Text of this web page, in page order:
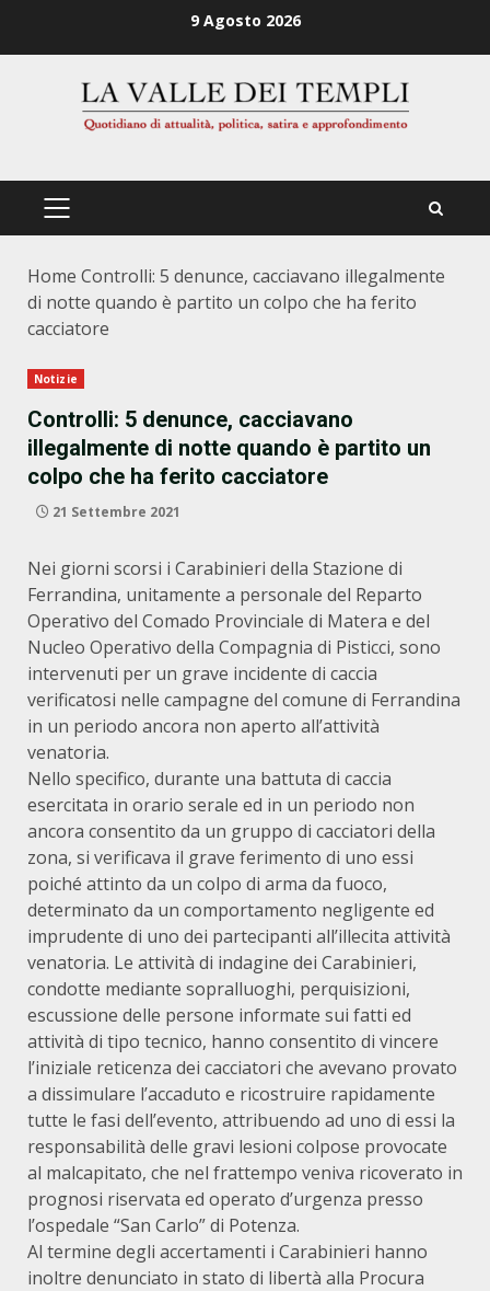
9 Agosto 2026
PRIMÄRES
Home Controlli: 5 denunce, cacciavano illegalmente
di notte quando è partito un colpo che ha ferito
cacciatore
Notizie
Controlli: 5 denunce, cacciavano
illegalmente di notte quando è partito un
colpo che ha ferito cacciatore
21 Settembre 2021
Nei giorni scorsi i Carabinieri della Stazione di
Ferrandina, unitamente a personale del Reparto
Operativo del Comado Provinciale di Matera e del
Nucleo Operativo della Compagnia di Pisticci, sono
intervenuti per un grave incidente di caccia
verificatosi nelle campagne del comune di Ferrandina
in un periodo ancora non aperto all’attività
venatoria.
Nello specifico, durante una battuta di caccia
esercitata in orario serale ed in un periodo non
ancora consentito da un gruppo di cacciatori della
zona, si verificava il grave ferimento di uno essi
poiché attinto da un colpo di arma da fuoco,
determinato da un comportamento negligente ed
imprudente di uno dei partecipanti all’illecita attività
venatoria. Le attività di indagine dei Carabinieri,
condotte mediante sopralluoghi, perquisizioni,
escussione delle persone informate sui fatti ed
attività di tipo tecnico, hanno consentito di vincere
l’iniziale reticenza dei cacciatori che avevano provato
a dissimulare l’accaduto e ricostruire rapidamente
tutte le fasi dell’evento, attribuendo ad uno di essi la
responsabilità delle gravi lesioni colpose provocate
al malcapitato, che nel frattempo veniva ricoverato in
prognosi riservata ed operato d’urgenza presso
l’ospedale “San Carlo” di Potenza.
Al termine degli accertamenti i Carabinieri hanno
inoltre denunciato in stato di libertà alla Procura